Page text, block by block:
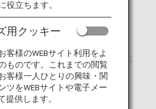
ティ「滝沢ごみクラブ」を主宰
らせるような活動も推進していま
掃員という特殊な仕事を通じて滝
に、ごみが語る社会の真実、そし
できることについて、熱くお話し
役立ちます。
用クッキー
客様のWEBサイト利用をよ
ものです。これまでの閲覧
客様一人ひとりの興味・関
ツをWEBサイトや電子メー
提供します。